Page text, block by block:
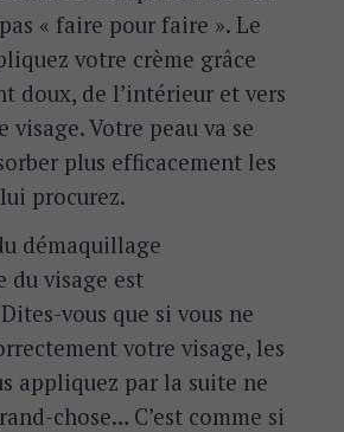
« faire pour faire ». Le
votre crème grâce
doux, de l’intérieur et vers
visage. Votre peau va se
plus efficacement les
procurez.
démaquillage
du visage est
vous que si vous ne
votre visage, les
appliquez par la suite ne
chose… C’est comme si